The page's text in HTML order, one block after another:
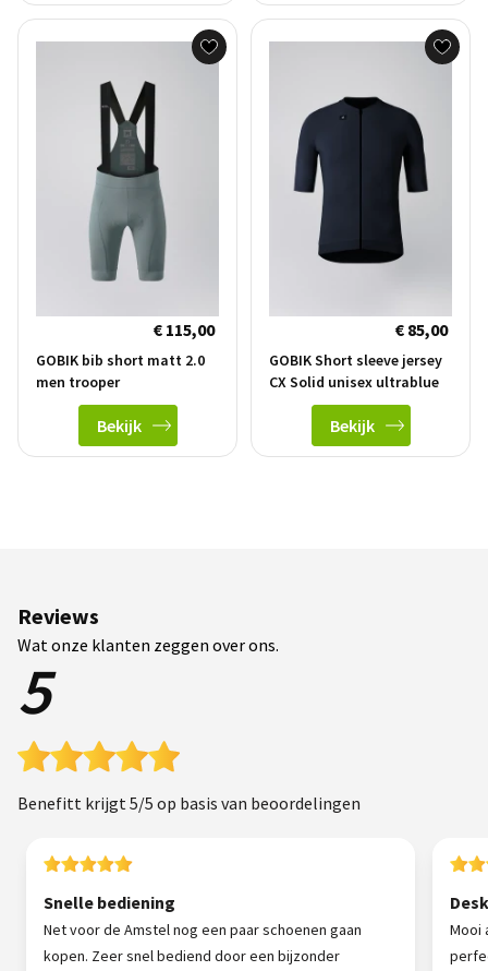
€ 115,00
GOBIK bib short matt 2.0
men trooper
Bekijk
€ 85,00
GOBIK Short sleeve jersey
CX Solid unisex ultrablue
Bekijk
Reviews
Wat onze klanten zeggen over ons.
5
Benefitt krijgt 5/5 op basis van beoordelingen
Snelle bediening
Net voor de Amstel nog een paar schoenen gaan
kopen. Zeer snel bediend door een bijzonder
Mooi